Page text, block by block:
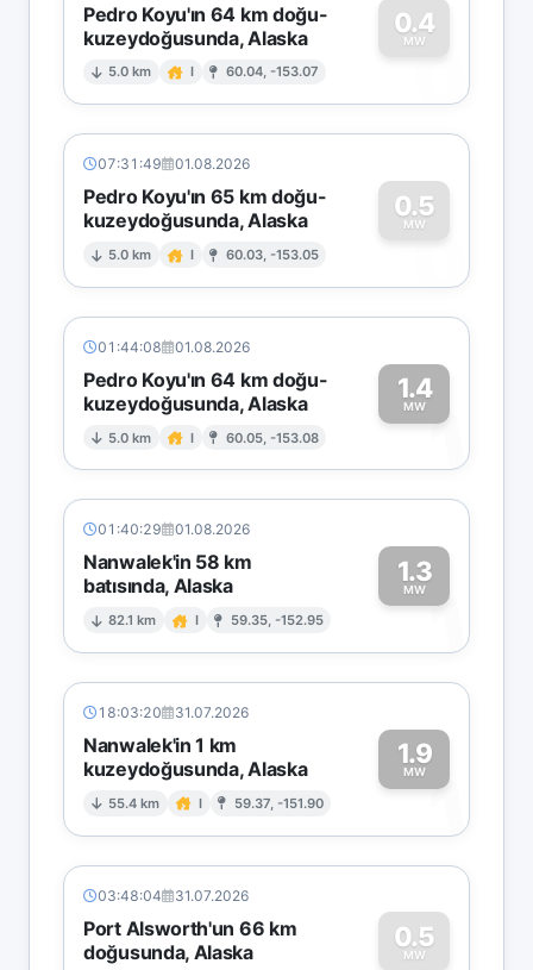
Pedro Koyu'ın 64 km doğu-
kuzeydoğusunda, Alaska
5.0 km I 60.04, -153.07
0.4
MW
0
07:31:49 01.08.2026
Pedro Koyu'ın 65 km doğu-
kuzeydoğusunda, Alaska
5.0 km I 60.03, -153.05
0.5
MW
0
01:44:08 01.08.2026
Pedro Koyu'ın 64 km doğu-
kuzeydoğusunda, Alaska
5.0 km I 60.05, -153.08
1.4
MW1
01:40:29 01.08.2026
Nanwalek'in 58 km
batısında, Alaska
82.1 km I 59.35, -152.95
1.3
MW1
18:03:20 31.07.2026
Nanwalek'in 1 km
kuzeydoğusunda, Alaska
55.4 km I 59.37, -151.90
1.9
MW1
03:48:04 31.07.2026
Port Alsworth'un 66 km
doğusunda, Alaska
0.5
MW